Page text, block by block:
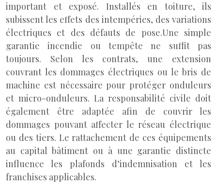
important et exposé. Installés en toiture, ils
subissent les effets des intempéries, des variations
électriques et des défauts de pose.Une simple
garantie incendie ou tempête ne suffit pas
toujours. Selon les contrats, une extension
couvrant les dommages électriques ou le bris de
machine est nécessaire pour protéger onduleurs
et micro-onduleurs. La responsabilité civile doit
également être adaptée afin de couvrir les
dommages pouvant affecter le réseau électrique
ou des tiers. Le rattachement de ces équipements
au capital bâtiment ou à une garantie distincte
influence les plafonds d’indemnisation et les
franchises applicables.